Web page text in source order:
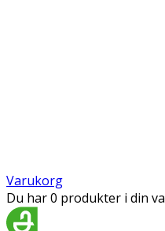
Varukorg
Du har 0 produkter i din